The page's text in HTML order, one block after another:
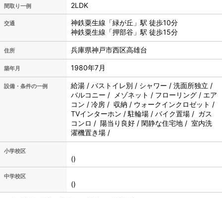
間取り一例 2LDK
交通
神鉄粟生線「緑が丘」駅 徒歩10分
神鉄粟生線「押部谷」駅 徒歩15分
住所 兵庫県神戸市西区高雄台
築年月 1980年7月
設備・条件の一例
給湯 / バストイレ別 / シャワー / 洗面所独立 /
バルコニー / メゾネット / フローリング / エア
コン / 冷房 / 収納 / ウォークインクロゼット /
TVインターホン / 駐輪場 / バイク置場 / ガス
コンロ / 陽当り良好 / 閑静な住宅地 / 室内洗
濯機置き場 /
小学校区
()
中学校区
()